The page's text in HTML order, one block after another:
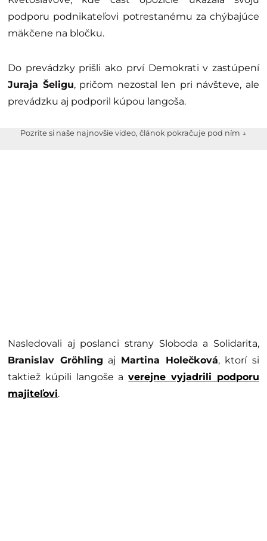
podporu podnikateľovi potrestanému za chýbajúce
mäkčene na bločku.
Do prevádzky prišli ako prví Demokrati v zastúpení
Juraja Šeligu, pričom nezostal len pri návšteve, ale
prevádzku aj podporil kúpou langoša.
Pozrite si naše najnovšie video, článok pokračuje pod ním ↓